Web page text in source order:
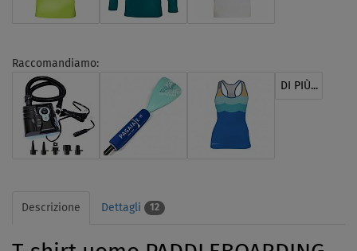
Raccomandiamo:
DI PIÙ...
Descrizione Dettagli 12